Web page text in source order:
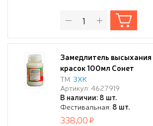
Замедлитель
красок 100мл Сонет
ТМ: ЗХК
Артикул: 4627919
В наличии: 8 шт.
Фестивальная: 8 шт.
338,00